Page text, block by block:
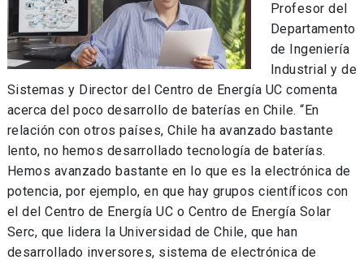
Profesor del
Departamento
de Ingeniería
Industrial y de
Sistemas y Director del Centro de Energía UC comenta
acerca del poco desarrollo de baterías en Chile. “En
relación con otros países, Chile ha avanzado bastante
lento, no hemos desarrollado tecnología de baterías.
Hemos avanzado bastante en lo que es la electrónica de
potencia, por ejemplo, en que hay grupos científicos con
el del Centro de Energía UC o Centro de Energía Solar
Serc, que lidera la Universidad de Chile, que han
desarrollado inversores, sistema de electrónica de